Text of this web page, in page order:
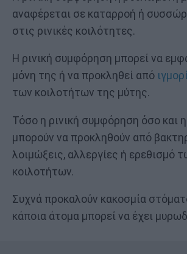
αναφέρεται σε καταρροή ή
στις ρινικές κοιλότητες.
Η ρινική συμφόρηση μπορεί να
μόνη της ή να προκληθεί από
των κοιλοτήτων της μύτης.
Τόσο η ρινική συμφόρηση όσο και η
μπορούν να προκληθούν από
λοιμώξεις, αλλεργίες ή ερεθισμό
κοιλοτήτων.
Συχνά προκαλούν κακοσμία
κάποια άτομα μπορεί να έχει